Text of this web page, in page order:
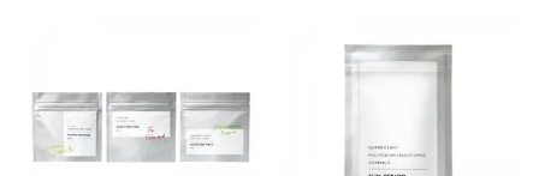
を、商品名に込めました。*1 アグ
リコン換算28mg*2 ユーグレナグラ
シリス粉末 金のユーグレナは株式
会社神鋼環境ソリューションの登録
採用しました。吸収が穏やかで、腹
ン5,000mgも配合。さらにリズムを